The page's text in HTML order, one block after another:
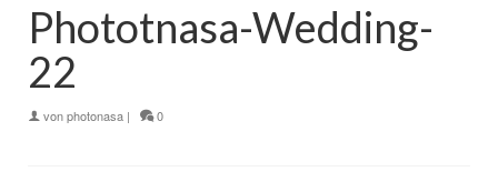
Phototnasa-Wedding-
22
vonphotonasa | 0